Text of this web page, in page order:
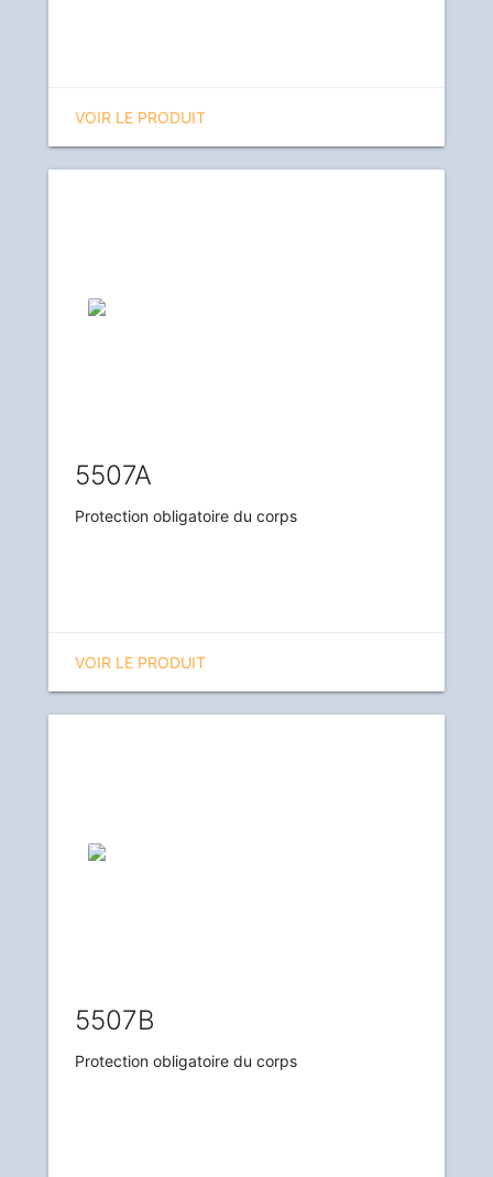
VOIR LE PRODUIT
5507A
Protection obligatoire du corps
VOIR LE PRODUIT
5507B
Protection obligatoire du corps